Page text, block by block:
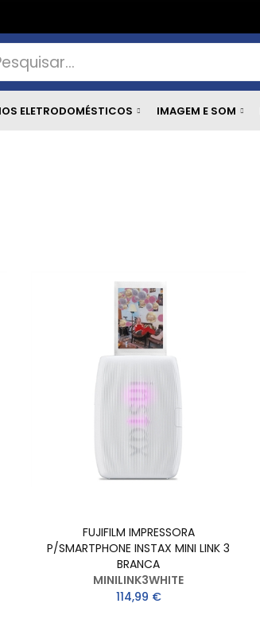
ELETRODOMÉSTICOS IMAGEM E SOM
FUJIFILM IMPRESSORA
P/SMARTPHONE INSTAX MINI LINK 3
BRANCA
MINILINK3WHITE
114,99 €